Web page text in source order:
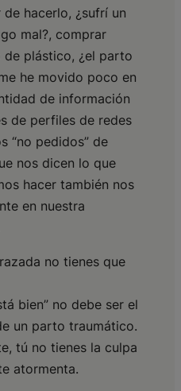
hacerlo, ¿sufrí un
mal?, comprar
de plástico, ¿el parto
he movido poco en
de información
de perfiles de redes
“no pedidos” de
nos dicen lo que
hacer también nos
en nuestra
no tienes que
bien” no debe ser el
un parto traumático.
tú no tienes la culpa
atormenta.